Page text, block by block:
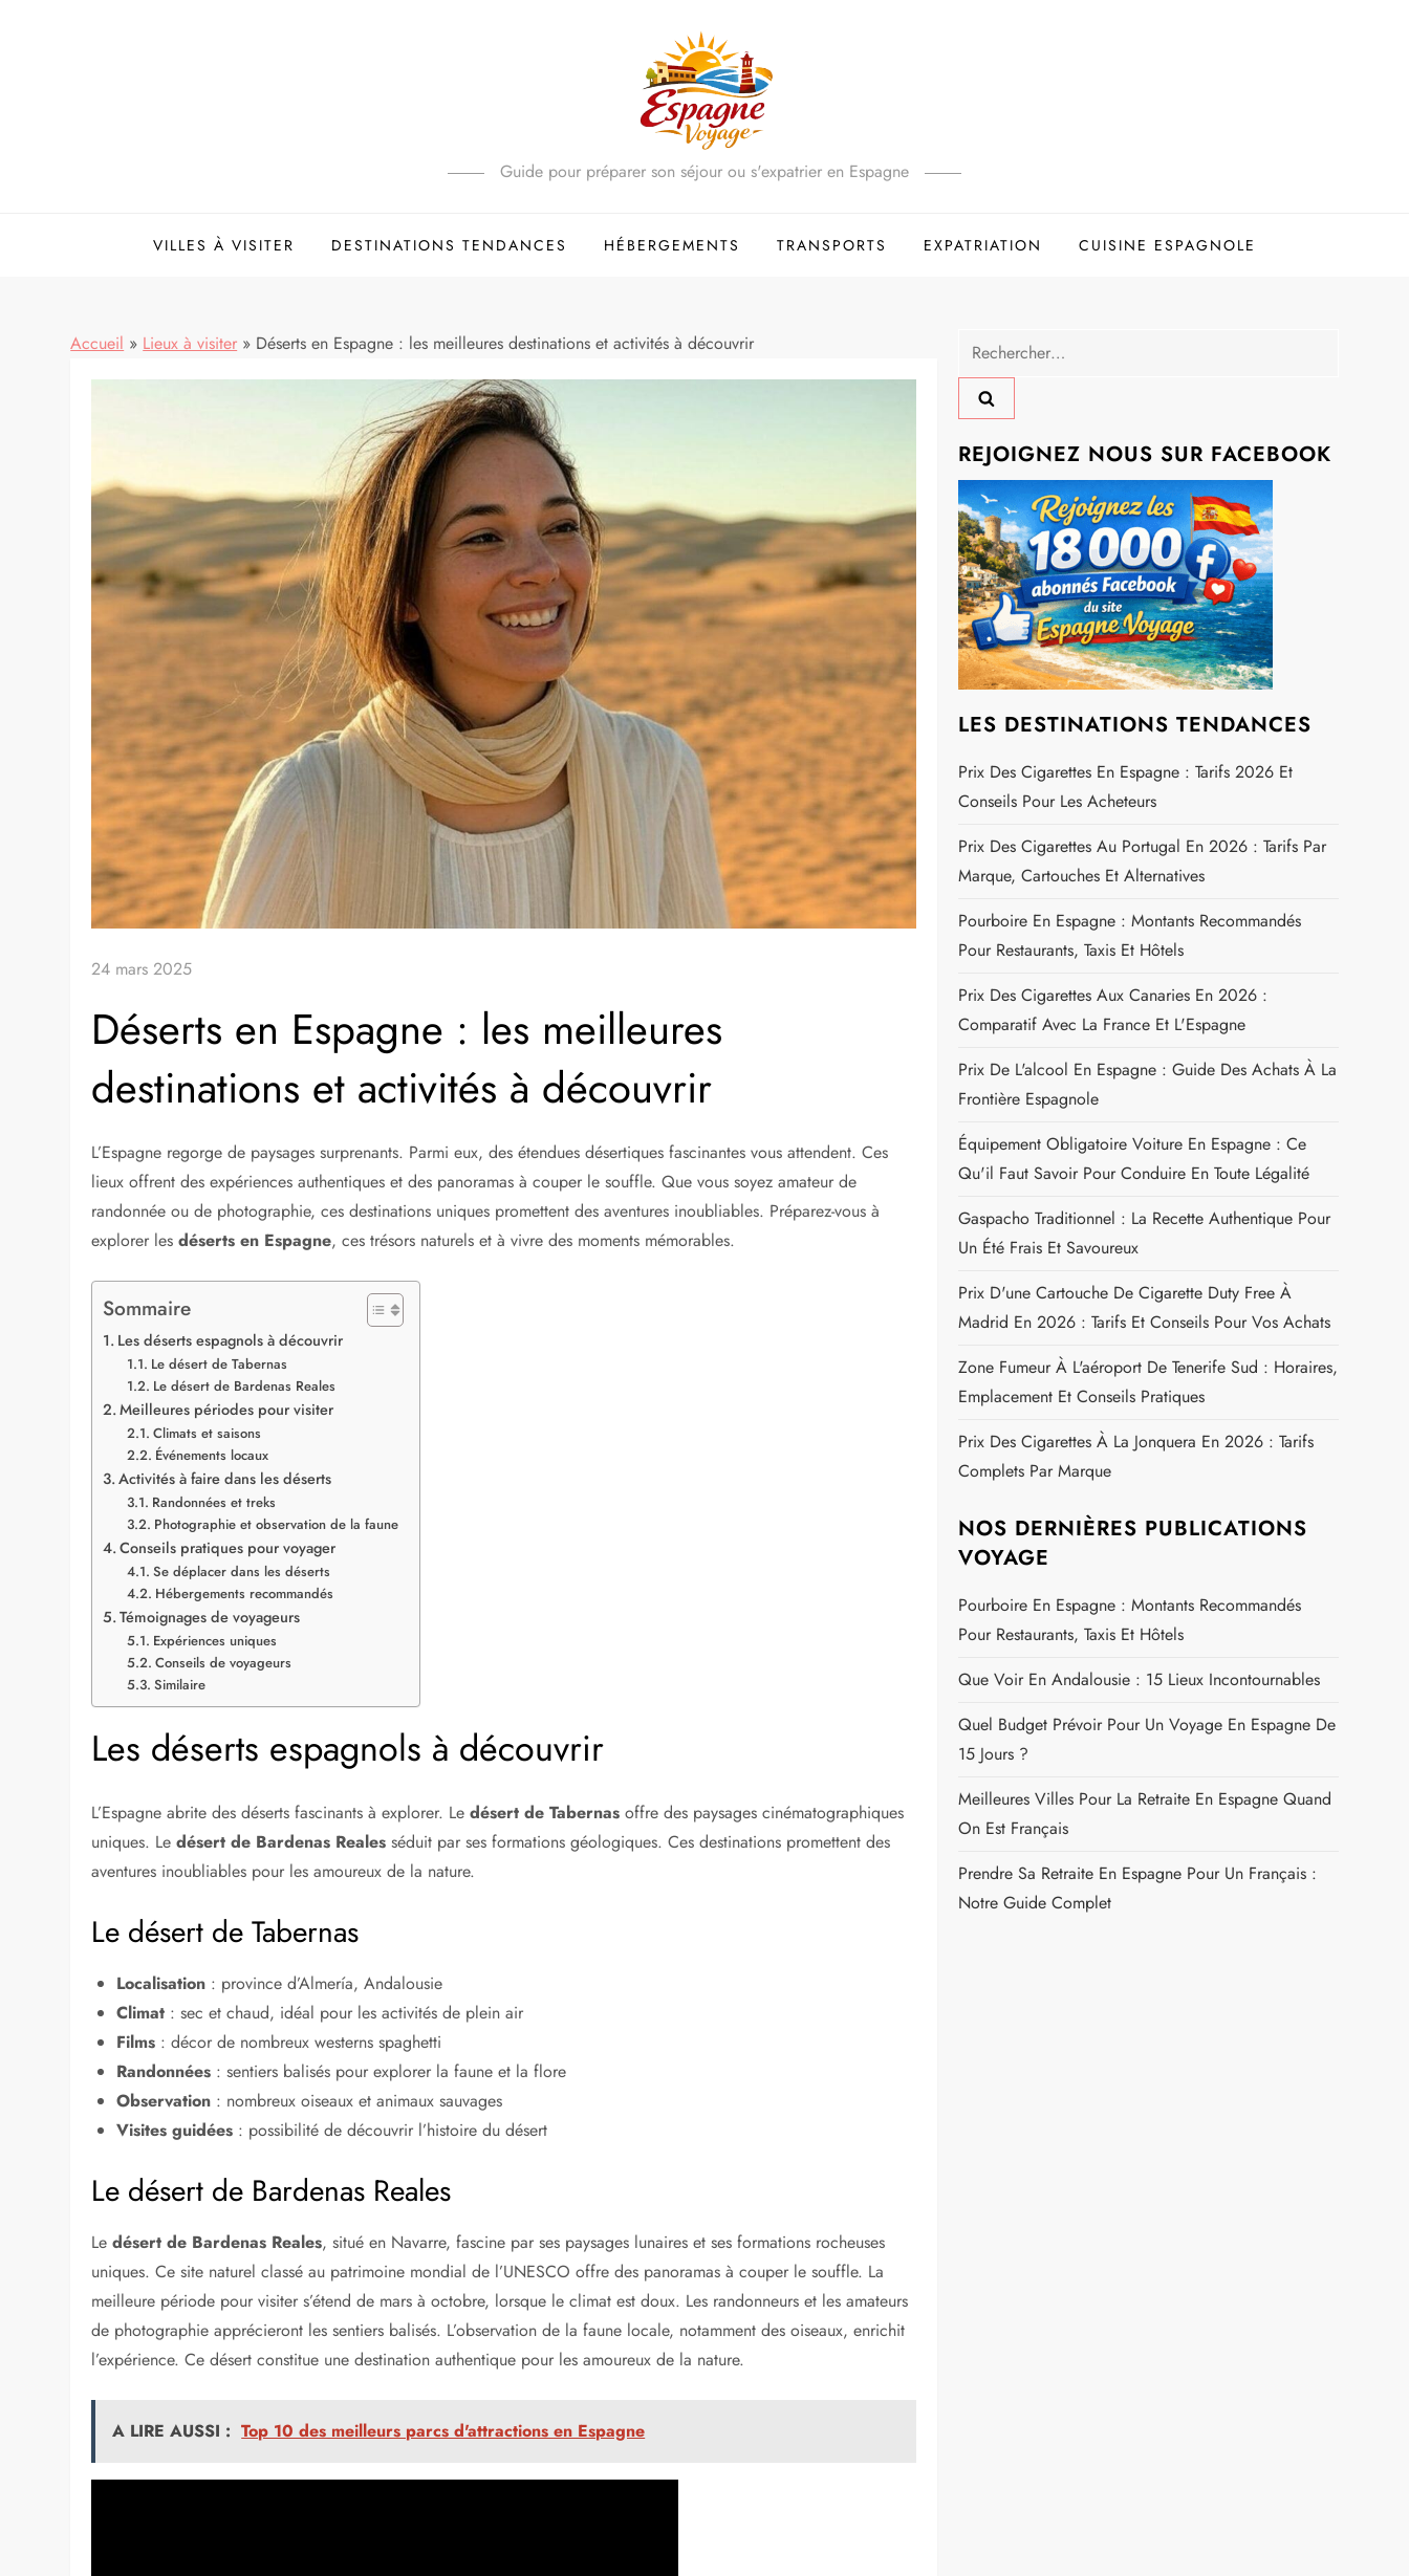
Guide pour préparer son séjour ou s'expatrier en Espagne
VILLES À VISITER DESTINATIONS TENDANCES HÉBERGEMENTS TRANSPORTS EXPATRIATION CUISINE ESPAGNOLE
Accueil » Lieux à visiter » Déserts en Espagne : les meilleures destinations et activités à découvrir
24 mars 2025
Déserts en Espagne : les meilleures
destinations et activités à découvrir
L’Espagne regorge de paysages surprenants. Parmi eux, des étendues désertiques fascinantes vous attendent. Ces
lieux offrent des expériences authentiques et des panoramas à couper le souffle. Que vous soyez amateur de
randonnée ou de photographie, ces destinations uniques promettent des aventures inoubliables. Préparez-vous à
explorer lesdéserts en Espagne, ces trésors naturels et à vivre des moments mémorables.
Sommaire
Les déserts espagnols à découvrir
Le désert de Tabernas
Le désert de Bardenas Reales
Meilleures périodes pour visiter
Climats et saisons
Événements locaux
Activités à faire dans les déserts
Randonnées et treks
Photographie et observation de la faune
Conseils pratiques pour voyager
Se déplacer dans les déserts
Hébergements recommandés
Témoignages de voyageurs
Expériences uniques
Conseils de voyageurs
Similaire
Les déserts espagnols à découvrir
L’Espagne abrite des déserts fascinants à explorer. Ledésert de Tabernas offre des paysages cinématographiques
uniques. Ledésert de Bardenas Reales séduit par ses formations géologiques. Ces destinations promettent des
aventures inoubliables pour les amoureux de la nature.
Le désert de Tabernas
Localisation : province d’Almería, Andalousie
Climat : sec et chaud, idéal pour les activités de plein air
Films : décor de nombreux westerns spaghetti
Randonnées : sentiers balisés pour explorer la faune et la flore
Observation : nombreux oiseaux et animaux sauvages
Visites guidées : possibilité de découvrir l’histoire du désert
Le désert de Bardenas Reales
Ledésert de Bardenas Reales, situé en Navarre, fascine par ses paysages lunaires et ses formations rocheuses
uniques. Ce site naturel classé au patrimoine mondial de l’UNESCO offre des panoramas à couper le souffle. La
meilleure période pour visiter s’étend de mars à octobre, lorsque le climat est doux. Les randonneurs et les amateurs
de photographie apprécieront les sentiers balisés. L’observation de la faune locale, notamment des oiseaux, enrichit
l’expérience. Ce désert constitue une destination authentique pour les amoureux de la nature.
A LIRE AUSSI : Top 10 des meilleurs parcs d'attractions en Espagne
Rechercher :
REJOIGNEZ NOUS SUR FACEBOOK
LES DESTINATIONS TENDANCES
Prix Des Cigarettes En Espagne : Tarifs 2026 Et
Conseils Pour Les Acheteurs
Prix Des Cigarettes Au Portugal En 2026 : Tarifs Par
Marque, Cartouches Et Alternatives
Pourboire En Espagne : Montants Recommandés
Pour Restaurants, Taxis Et Hôtels
Prix Des Cigarettes Aux Canaries En 2026 :
Comparatif Avec La France Et L'Espagne
Prix De L'alcool En Espagne : Guide Des Achats À La
Frontière Espagnole
Équipement Obligatoire Voiture En Espagne : Ce
Qu'il Faut Savoir Pour Conduire En Toute Légalité
Gaspacho Traditionnel : La Recette Authentique Pour
Un Été Frais Et Savoureux
Prix D'une Cartouche De Cigarette Duty Free À
Madrid En 2026 : Tarifs Et Conseils Pour Vos Achats
Zone Fumeur À L'aéroport De Tenerife Sud : Horaires,
Emplacement Et Conseils Pratiques
Prix Des Cigarettes À La Jonquera En 2026 : Tarifs
Complets Par Marque
NOS DERNIÈRES PUBLICATIONS
VOYAGE
Pourboire En Espagne : Montants Recommandés
Pour Restaurants, Taxis Et Hôtels
Que Voir En Andalousie : 15 Lieux Incontournables
Quel Budget Prévoir Pour Un Voyage En Espagne De
15 Jours ?
Meilleures Villes Pour La Retraite En Espagne Quand
On Est Français
Prendre Sa Retraite En Espagne Pour Un Français :
Notre Guide Complet